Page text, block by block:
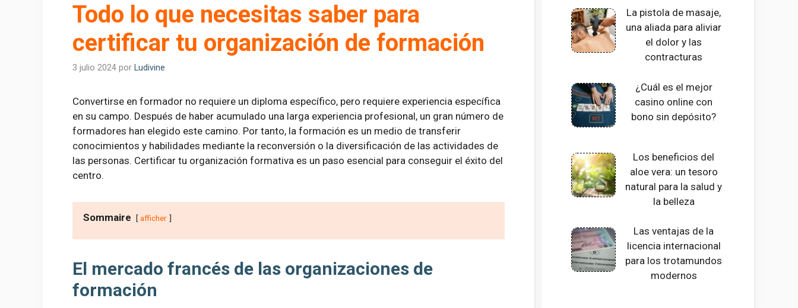
Todo lo que necesitas saber para
certificar tu organización de formación
3 julio 2024 por Ludivine
Convertirse en formador no requiere un diploma específico, pero requiere experiencia específica
en su campo. Después de haber acumulado una larga experiencia profesional, un gran número de
formadores han elegido este camino. Por tanto, la formación es un medio de transferir
conocimientos y habilidades mediante la reconversión o la diversificación de las actividades de
las personas. Certificar tu organización formativa es un paso esencial para conseguir el éxito del
centro.
Sommaire afficher
El mercado francés de las organizaciones de
formación
La pistola de masaje,
una aliada para aliviar
el dolor y las
contracturas
¿Cuál es el mejor
casino online con
bono sin depósito?
Los beneficios del
aloe vera: un tesoro
natural para la salud y
la belleza
Las ventajas de la
licencia internacional
para los trotamundos
modernos